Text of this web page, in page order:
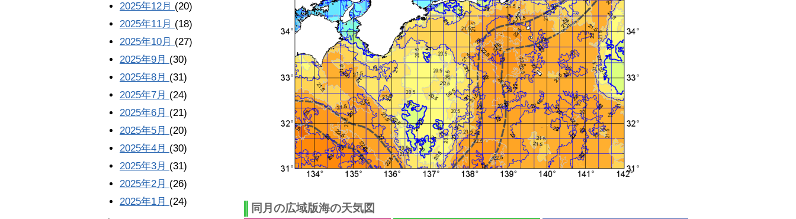
同月の広域版海の天気図
2025年12月 (20)
2025年11月 (18)
2025年10月 (27)
2025年9月 (30)
2025年8月 (31)
2025年7月 (24)
2025年6月 (21)
2025年5月 (20)
2025年4月 (30)
2025年3月 (31)
2025年2月 (26)
2025年1月 (24)